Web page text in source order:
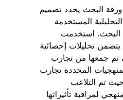
البحث يحدد تصميم
المستخدمة
البحث. استخدمت
يتضمن تحليلات إحصائية
تم جمعها من تجارب
المحددة تجارب
تم التلاعب
لمراقبة تأثيراتها